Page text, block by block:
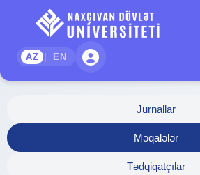
AZ | EN
Jurnallar
Məqalələr
Tədqiqatçılar